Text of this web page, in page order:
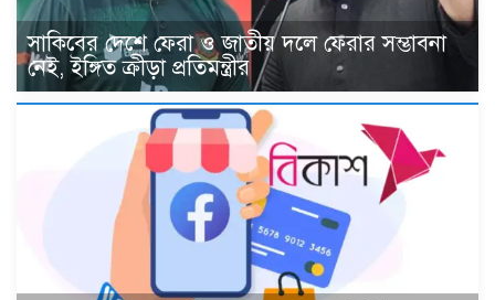
সাকিবের দেশে ফেরা ও জাতীয় দলে ফেরার সম্ভাবনা
নেই, ইঙ্গিত ক্রীড়া প্রতিমন্ত্রীর